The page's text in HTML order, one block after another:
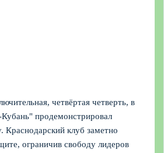
четвёртая четверть, в
продемонстрировал
Краснодарский клуб заметно
ограничив свободу лидеров